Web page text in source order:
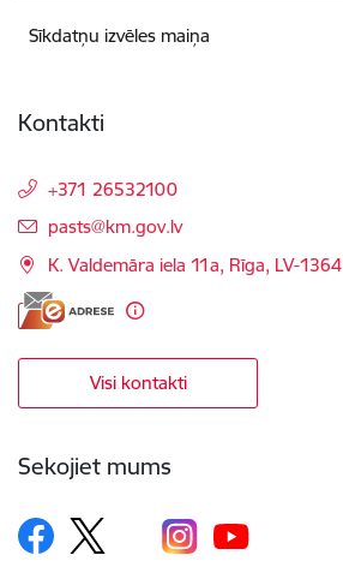
Sīkdatņu izvēles maiņa
Kontakti
+371 26532100
E-pasts:
pasts@km.gov.lv
K. Valdemāra iela 11a, Rīga, LV-1364
Visi kontakti
Sekojiet mums